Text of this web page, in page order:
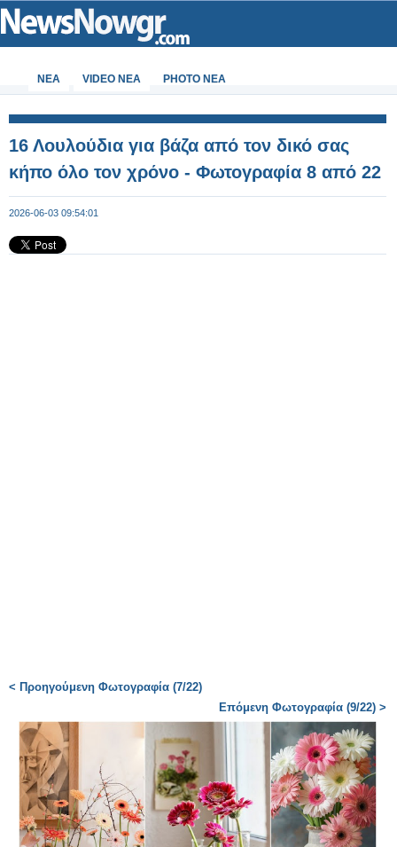
ΝΕΑ VIDEO NEA PHOTO NEA
16 Λουλούδια για βάζα από τον δικό σας
κήπο όλο τον χρόνο - Φωτογραφία 8 από 22
2026-06-03 09:54:01
< Προηγούμενη Φωτογραφία (7/22)
Επόμενη Φωτογραφία (9/22) >